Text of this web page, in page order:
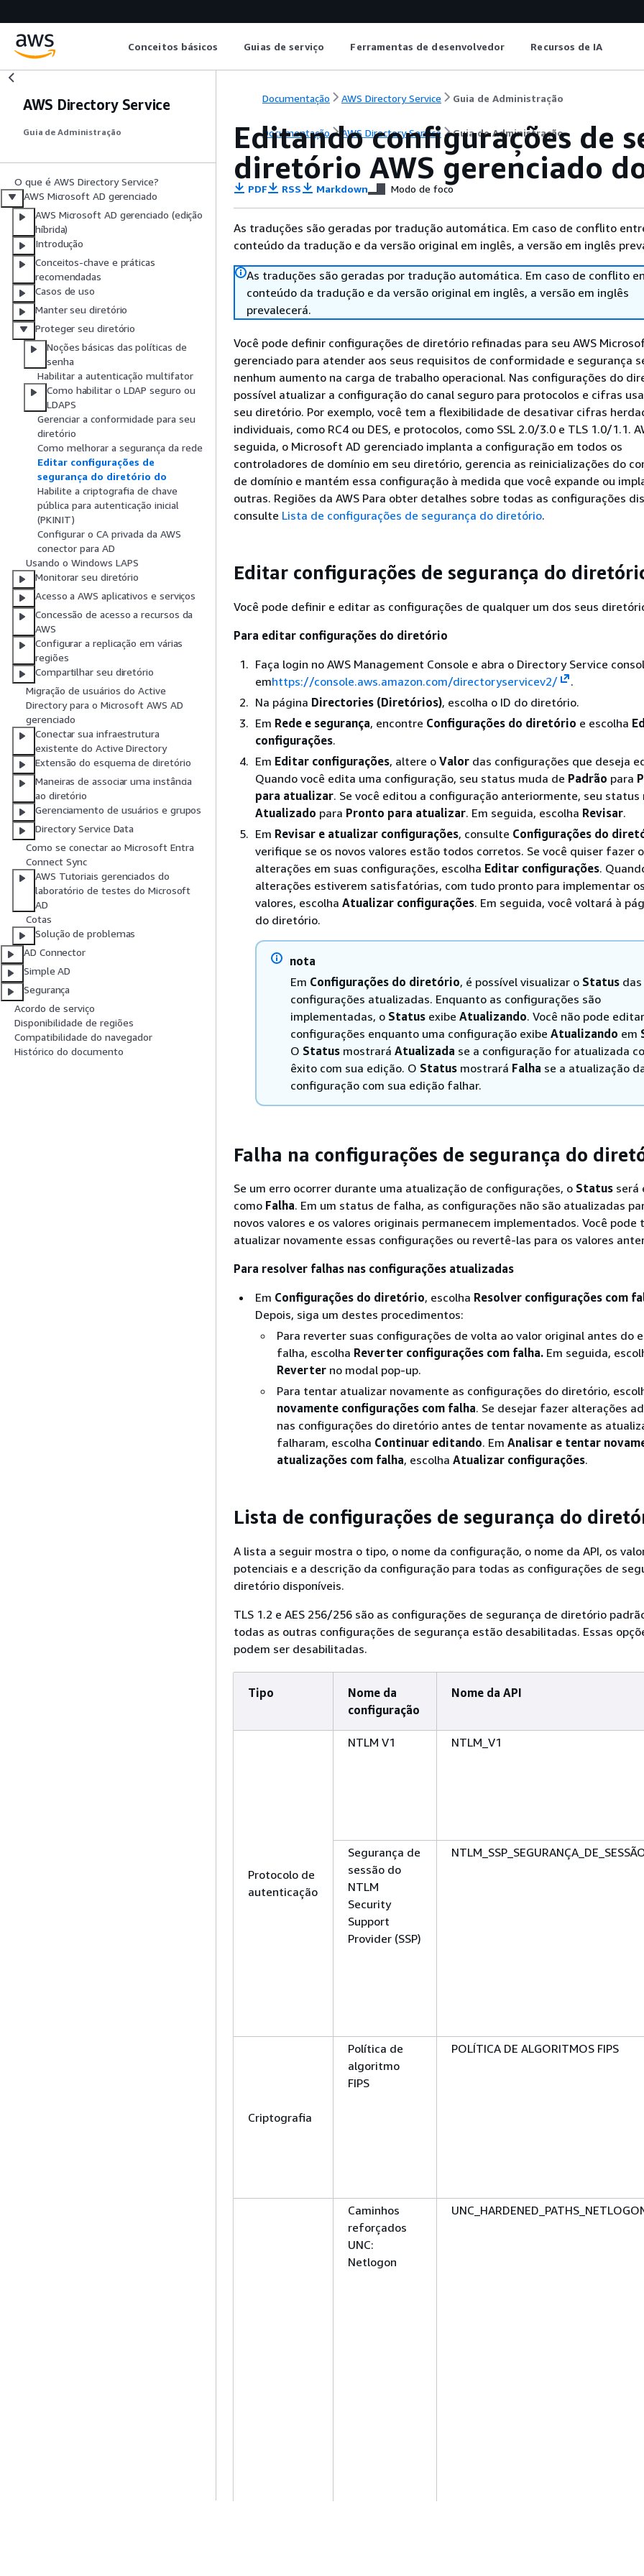
Conceitos básicos Guias de serviço Ferramentas de desenvolvedor Recursos de IA
AWS Directory Service
Guia de Administração
O que é AWS Directory Service?
AWS Microsoft AD gerenciado
AWS Microsoft AD gerenciado (edição
híbrida)
Introdução
Conceitos-chave e práticas
recomendadas
Casos de uso
Manter seu diretório
Proteger seu diretório
Noções básicas das políticas de
senha
Habilitar a autenticação multifator
Como habilitar o LDAP seguro ou
LDAPS
Gerenciar a conformidade para seu
diretório
Como melhorar a segurança da rede
Editar configurações de
segurança do diretório do
Habilite a criptografia de chave
pública para autenticação inicial
(PKINIT)
Configurar o CA privada da AWS
conector para AD
Usando o Windows LAPS
Monitorar seu diretório
Acesso a AWS aplicativos e serviços
Concessão de acesso a recursos da
AWS
Configurar a replicação em várias
regiões
Compartilhar seu diretório
Migração de usuários do Active
Directory para o Microsoft AWS AD
gerenciado
Conectar sua infraestrutura
existente do Active Directory
Extensão do esquema de diretório
Maneiras de associar uma instância
ao diretório
Gerenciamento de usuários e grupos
Directory Service Data
Como se conectar ao Microsoft Entra
Connect Sync
AWS Tutoriais gerenciados do
laboratório de testes do Microsoft
AD
Cotas
Solução de problemas
AD Connector
Simple AD
Segurança
Acordo de serviço
Disponibilidade de regiões
Compatibilidade do navegador
Histórico do documento
Documentação AWS Directory Service Guia de Administração
Documentação AWS Directory Service Guia de Administração
Editando configurações de
diretório AWS gerenciado
PDF RSS Markdown Modo de foco
As traduções são geradas por tradução automática. Em caso de conflito
conteúdo da tradução e da versão original em inglês, a versão em inglês
As traduções são geradas por tradução automática. Em caso de conflito
conteúdo da tradução e da versão original em inglês, a versão em inglês
prevalecerá.
Você pode definir configurações de diretório refinadas para seu AWS
gerenciado para atender aos seus requisitos de conformidade e segurança
nenhum aumento na carga de trabalho operacional. Nas configurações do
possível atualizar a configuração do canal seguro para protocolos e cifras
seu diretório. Por exemplo, você tem a flexibilidade de desativar cifras
individuais, como RC4 ou DES, e protocolos, como SSL 2.0/3.0 e TLS 1.0/1.1.
seguida, o Microsoft AD gerenciado implanta a configuração em todos os
controladores de domínio em seu diretório, gerencia as reinicializações do
de domínio e mantém essa configuração à medida que você expande ou
outras. Regiões da AWS Para obter detalhes sobre todas as configurações
consulte Lista de configurações de segurança do diretório.
Editar configurações de segurança do
Você pode definir e editar as configurações de qualquer um dos seus
Para editar configurações do diretório
Faça login no AWS Management Console e abra o Directory Service
emhttps://console.aws.amazon.com/directoryservicev2/
.
Na página Directories (Diretórios), escolha o ID do diretório.
Em Rede e segurança, encontre Configurações do diretório e escolha
configurações.
Em Editar configurações, altere o Valor das configurações que deseja
Quando você edita uma configuração, seu status muda de Padrão para
para atualizar. Se você editou a configuração anteriormente, seu status
Atualizado para Pronto para atualizar. Em seguida, escolha Revisar.
Em Revisar e atualizar configurações, consulte Configurações do
verifique se os novos valores estão todos corretos. Se você quiser fazer
alterações em suas configurações, escolha Editar configurações.
alterações estiverem satisfatórias, com tudo pronto para implementar
valores, escolha Atualizar configurações. Em seguida, você voltará à
do diretório.
nota
Em Configurações do diretório, é possível visualizar o Status das
configurações atualizadas. Enquanto as configurações são
implementadas, o Status exibe Atualizando. Você não pode
configurações enquanto uma configuração exibe Atualizando em
O Status mostrará Atualizada se a configuração for atualizada
êxito com sua edição. O Status mostrará Falha se a atualização
configuração com sua edição falhar.
Falha na configurações de segurança do
Se um erro ocorrer durante uma atualização de configurações, o Status será
como Falha. Em um status de falha, as configurações não são atualizadas
novos valores e os valores originais permanecem implementados. Você pode
atualizar novamente essas configurações ou revertê-las para os valores
Para resolver falhas nas configurações atualizadas
Em Configurações do diretório, escolha Resolver configurações com
Depois, siga um destes procedimentos:
Para reverter suas configurações de volta ao valor original antes do
falha, escolha Reverter configurações com falha. Em seguida,
Reverter no modal pop-up.
Para tentar atualizar novamente as configurações do diretório,
novamente configurações com falha. Se desejar fazer alterações
nas configurações do diretório antes de tentar novamente as
falharam, escolha Continuar editando. Em Analisar e tentar
atualizações com falha, escolha Atualizar configurações.
Lista de configurações de segurança do
A lista a seguir mostra o tipo, o nome da configuração, o nome da API, os
potenciais e a descrição da configuração para todas as configurações de
diretório disponíveis.
TLS 1.2 e AES 256/256 são as configurações de segurança de diretório
todas as outras configurações de segurança estão desabilitadas. Essas
podem ser desabilitadas.
Tipo
Nome da
configuração
Nome da API
Protocolo de
autenticação
NTLM V1 NTLM_V1
Segurança de
sessão do
NTLM
Security
Support
Provider (SSP)
Criptografia
Política de
algoritmo
FIPS
POLÍTICA DE ALGORITMOS FIPS
Caminhos
reforçados
UNC:
Netlogon